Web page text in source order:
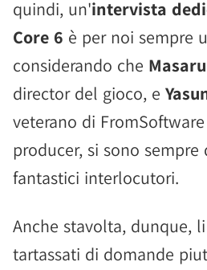
quindi, un'intervista
Core 6 è per noi sempre
considerando che
director del gioco, e
veterano di
producer, si sono
fantastici interlocutori.
Anche stavolta, dunque,
tartassati di domande